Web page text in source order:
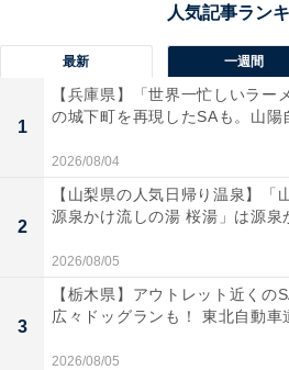
定形外郵便やレターパック
メルカリ便以外の定形外郵便や
ば、スマホでの手続きがないの
なってきます。
最新 一週間
1
【兵庫県】「世界一忙しいラー
の城下町を再現したSAも。山陽
2026/08/04
2
【山梨県の人気日帰り温泉】「
源泉かけ流しの湯 桜湯」は源泉
2026/08/05
3
【栃木県】アウトレット近くの
広々ドッグランも！ 東北自動車
2026/08/05